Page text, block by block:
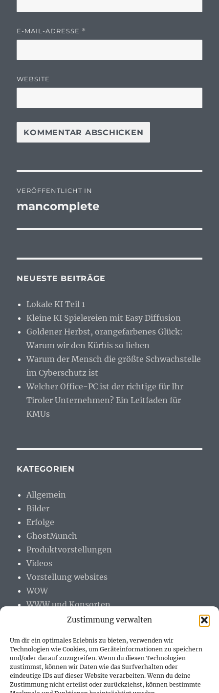
Zustimmung verwalten
Um dir ein optimales Erlebnis zu bieten, verwenden wir
Technologien wie Cookies, um Geräteinformationen zu speichern
und/oder darauf zuzugreifen. Wenn du diesen Technologien
zustimmst, können wir Daten wie das Surfverhalten oder
eindeutige IDs auf dieser Website verarbeiten. Wenn du deine
Zustimmung nicht erteilst oder zurückziehst, können bestimmte
E-MAIL-ADRESSE *
WEBSITE
VERÖFFENTLICHT IN
mancomplete
NEUESTE BEITRÄGE
Lokale KI Teil 1
Kleine KI Spielereien mit Easy Diffusion
Goldener Herbst, orangefarbenes Glück:
Warum wir den Kürbis so lieben
Warum der Mensch die größte Schwachstelle
im Cyberschutz ist
Welcher Office-PC ist der richtige für Ihr
Tiroler Unternehmen? Ein Leitfaden für
KMUs
KATEGORIEN
Allgemein
Bilder
Erfolge
GhostMunch
Produktvorstellungen
Videos
Vorstellung websites
WOW
WWW und Konsorten
PARTNER (LINKS)
Hofer Technik GmbH